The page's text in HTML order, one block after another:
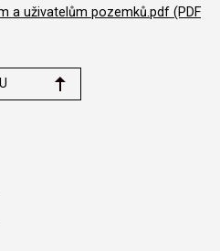
a uživatelům pozemků.pdf (PDF